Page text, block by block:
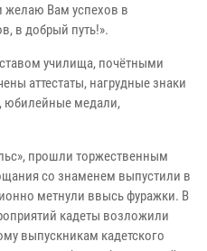
желаю Вам успехов в
в добрый путь!».
училища, почётными
аттестаты, нагрудные знаки
юбилейные медали,
прошли торжественным
со знаменем выпустили в
метнули ввысь фуражки. В
кадеты возложили
выпускникам кадетского